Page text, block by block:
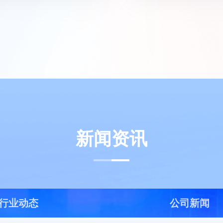
新闻资讯
业动态 公司新闻